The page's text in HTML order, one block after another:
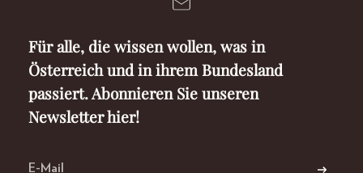
Für alle, die wissen wollen, was in
Österreich und in ihrem Bundesland
passiert. Abonnieren Sie unseren
Newsletter hier!